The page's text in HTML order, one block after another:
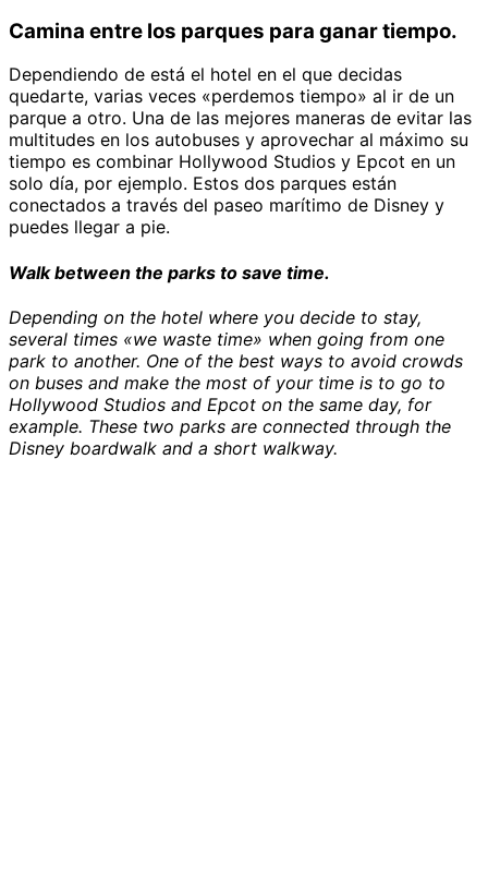
Camina entre los parques para ganar tiempo.
Dependiendo de está el hotel en el que decidas
quedarte, varias veces «perdemos tiempo» al ir de un
parque a otro. Una de las mejores maneras de evitar las
multitudes en los autobuses y aprovechar al máximo su
tiempo es combinar Hollywood Studios y Epcot en un
solo día, por ejemplo. Estos dos parques están
conectados a través del paseo marítimo de Disney y
puedes llegar a pie.
Walk between the parks to save time.
Depending on the hotel where you decide to stay,
several times «we waste time» when going from one
park to another. One of the best ways to avoid crowds
on buses and make the most of your time is to go to
Hollywood Studios and Epcot on the same day, for
example. These two parks are connected through the
Disney boardwalk and a short walkway.